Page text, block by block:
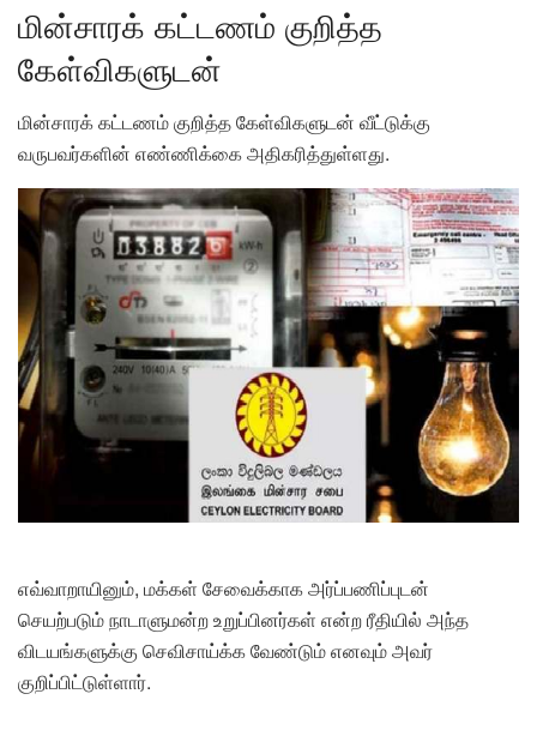
மின்சாரக் கட்டணம் குறித்த
கேள்விகளுடன்
மின்சாரக் கட்டணம் குறித்த கேள்விகளுடன் வீட்டுக்கு
வருபவர்களின் எண்ணிக்கை அதிகரித்துள்ளது.
எவ்வாறாயினும், மக்கள் சேவைக்காக அர்ப்பணிப்புடன்
செயற்படும் நாடாளுமன்ற உறுப்பினர்கள் என்ற ரீதியில் அந்த
விடயங்களுக்கு செவிசாய்க்க வேண்டும் எனவும் அவர்
குறிப்பிட்டுள்ளார்.